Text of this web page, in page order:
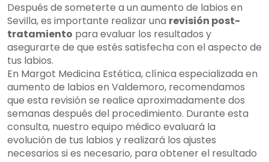
Después de someterte a un aumento de labios en
Sevilla, es importante realizar una revisión post-
tratamiento para evaluar los resultados y
asegurarte de que estés satisfecha con el aspecto de
tus labios.
En Margot Medicina Estética, clínica especializada en
aumento de labios en Valdemoro, recomendamos
que esta revisión se realice aproximadamente dos
semanas después del procedimiento. Durante esta
consulta, nuestro equipo médico evaluará la
evolución de tus labios y realizará los ajustes
necesarios si es necesario, para obtener el resultado